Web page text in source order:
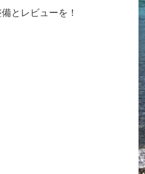
とレビューを！